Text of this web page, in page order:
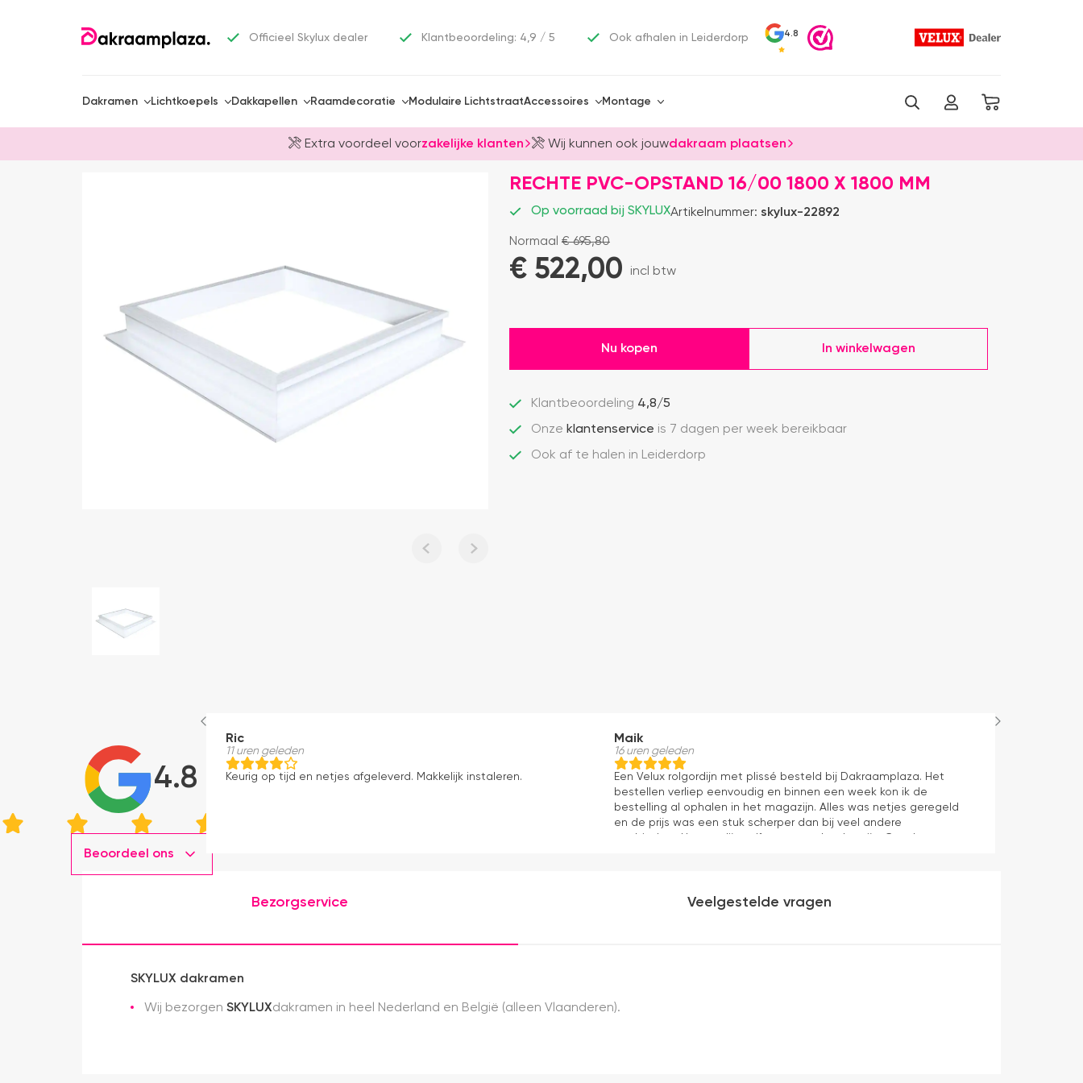
Officieel Skylux dealer Klantbeoordeling: 4,9 / 5 Ook afhalen in Leiderdorp 4.8
Dakramen Lichtkoepels Dakkapellen Raamdecoratie Modulaire LichtstraatAccessoires Montage
Extra voordeel voorzakelijke klanten Wij kunnen ook jouwdakraam plaatsen
RECHTE PVC-OPSTAND 16/00 1800 X 1800 MM
Op voorraad bij SKYLUXArtikelnummer: skylux-22892
Normaal €695,80
€ 522,00 incl btw
Nu kopen In winkelwagen
Klantbeoordeling 4,8/5
Onze klantenservice is 7 dagen per week bereikbaar
Ook af te halen in Leiderdorp
4.8
Beoordeel ons
Ric
11 uren geleden
Keurig op tijd en netjes afgeleverd. Makkelijk instaleren.
Maik
16 uren geleden
Een Velux rolgordijn met plissé besteld bij Dakraamplaza. Het
bestellen verliep eenvoudig en binnen een week kon ik de
bestelling al ophalen in het magazijn. Alles was netjes geregeld
en de prijs was een stuk scherper dan bij veel andere
Bezorgservice Veelgestelde vragen
SKYLUX dakramen
Wij bezorgen SKYLUXdakramen in heel Nederland en België (alleen Vlaanderen).